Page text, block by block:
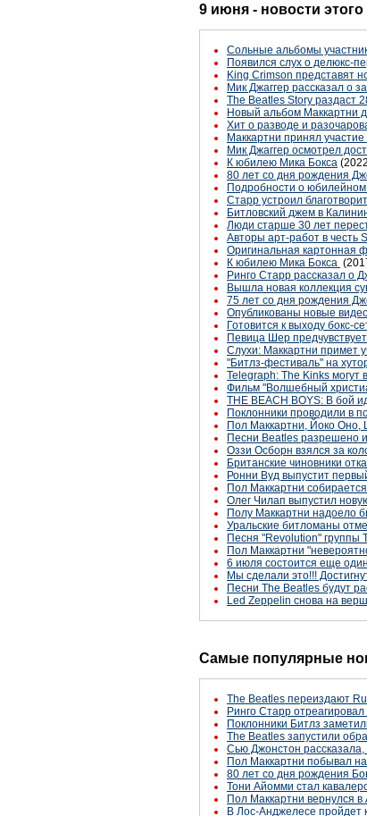
9 июня - новости
Сольные альбомы
Появился слух о делюкс-
King Crimson представят
Мик Джаггер рассказал о
The Beatles Story раздаст
Новый альбом Маккартни
Хит о разводе и
Маккартни принял
Мик Джаггер осмотрел
К юбилею Мика Бокса
80 лет со дня рождения
Подробности о
Старр устроил
Битловский джем в
Люди старше 30 лет
Авторы арт-работ в честь
Оригинальная картонная
К юбилею Мика Бокса
Ринго Старр рассказал о
Вышла новая коллекция
75 лет со дня рождения
Опубликованы новые
Готовится к выходу бокс-
Певица Шер
Слухи: Маккартни примет
"Битлз-фестиваль" на
Telegraph: The Kinks могут
Фильм "Волшебный
THE BEACH BOYS: В бой
Поклонники проводили в
Пол Маккартни, Йоко Оно,
Песни Beatles разрешено
Оззи Осборн взялся за
Британские чиновники
Ронни Вуд выпустит
Пол Маккартни
Олег Чилап выпустил
Полу Маккартни надоело
Уральские битломаны
Песня "Revolution" группы
Пол Маккартни
6 июля состоится еще
Мы сделали это!!!
Песни The Beatles будут
Led Zeppelin снова на
Самые популярные
The Beatles переиздают
Ринго Старр
Поклонники Битлз
The Beatles запустили
Сью Джонстон
Пол Маккартни побывал
80 лет со дня рождения
Тони Айомми стал
Пол Маккартни вернулся
В Лос-Анджелесе пройдет